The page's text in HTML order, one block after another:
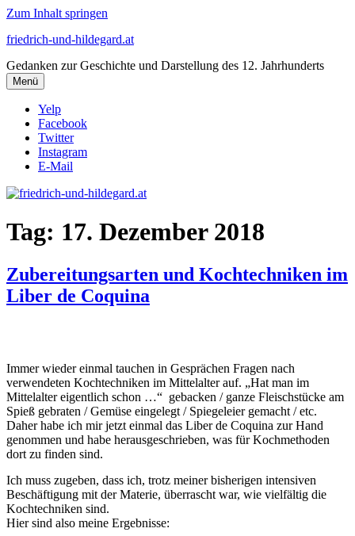
Zum Inhalt springen
friedrich-und-hildegard.at
Gedanken zur Geschichte und Darstellung des 12. Jahrhunderts
Menü
Yelp
Facebook
Twitter
Instagram
E-Mail
Tag: 17. Dezember 2018
Zubereitungsarten und Kochtechniken im
Liber de Coquina
Immer wieder einmal tauchen in Gesprächen Fragen nach
verwendeten Kochtechniken im Mittelalter auf. „Hat man im
Mittelalter eigentlich schon …“ gebacken / ganze Fleischstücke am
Spieß gebraten / Gemüse eingelegt / Spiegeleier gemacht / etc.
Daher habe ich mir jetzt einmal das Liber de Coquina zur Hand
genommen und habe herausgeschrieben, was für Kochmethoden
dort zu finden sind.
Ich muss zugeben, dass ich, trotz meiner bisherigen intensiven
Beschäftigung mit der Materie, überrascht war, wie vielfältig die
Kochtechniken sind.
Hier sind also meine Ergebnisse: